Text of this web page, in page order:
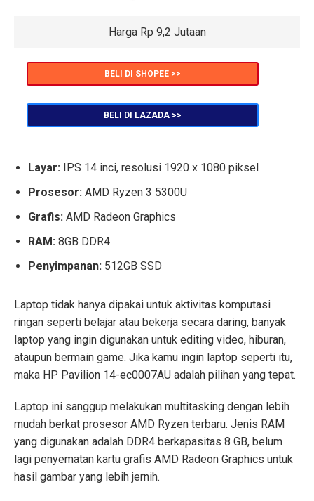
Harga Rp 9,2 Jutaan
BELI DI SHOPEE >>
BELI DI LAZADA >>
Layar: IPS 14 inci, resolusi 1920 x 1080 piksel
Prosesor: AMD Ryzen 3 5300U
Grafis: AMD Radeon Graphics
RAM: 8GB DDR4
Penyimpanan: 512GB SSD
Laptop tidak hanya dipakai untuk aktivitas komputasi
ringan seperti belajar atau bekerja secara daring, banyak
laptop yang ingin digunakan untuk editing video, hiburan,
ataupun bermain game. Jika kamu ingin laptop seperti itu,
maka HP Pavilion 14-ec0007AU adalah pilihan yang tepat.
Laptop ini sanggup melakukan multitasking dengan lebih
mudah berkat prosesor AMD Ryzen terbaru. Jenis RAM
yang digunakan adalah DDR4 berkapasitas 8 GB, belum
lagi penyematan kartu grafis AMD Radeon Graphics untuk
hasil gambar yang lebih jernih.